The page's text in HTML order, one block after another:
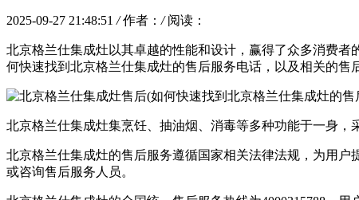
2025-09-27 21:48:51 / 作者： / 阅读：
北京格兰仕集成灶以其卓越的性能和设计，赢得了众多消费
何快速找到北京格兰仕集成灶的售后服务电话，以及相关的售
北京格兰仕集成灶集烹饪、抽油烟、消毒等多种功能于一身，
北京格兰仕集成灶的售后服务遵循国家相关法律法规，为用
或咨询售后服务人员。